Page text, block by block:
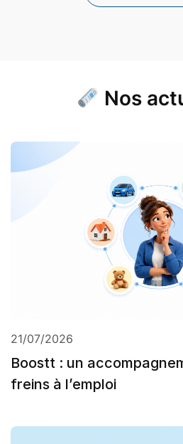
Nos
21/07/2026
Boostt : un
freins à l’emploi